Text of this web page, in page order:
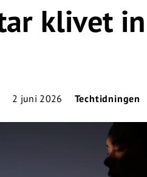
klivet
2 juni 2026 Techtidningen